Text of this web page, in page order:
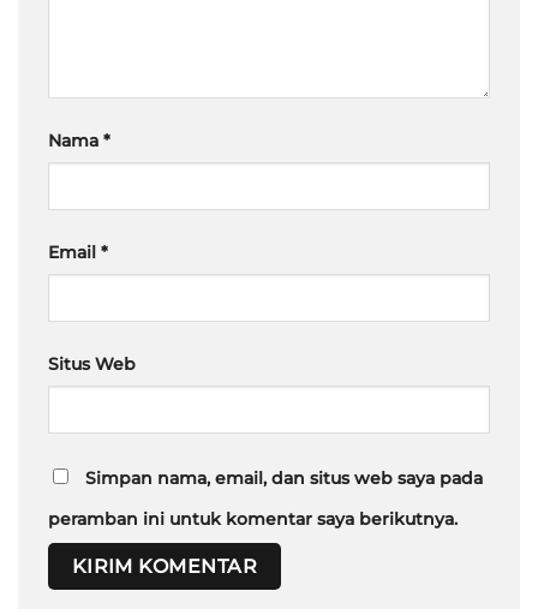
Nama *
Email *
Situs Web
Simpan nama, email, dan situs web saya pada
peramban ini untuk komentar saya berikutnya.